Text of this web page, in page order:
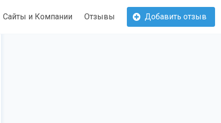
Сайты и Компании Отзывы Добавить отзыв